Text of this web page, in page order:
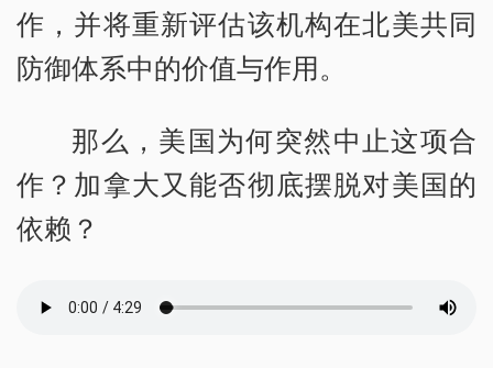
作，并将重新评估该机构在北美共同
防御体系中的价值与作用。
那么，美国为何突然中止这项合
作？加拿大又能否彻底摆脱对美国的
依赖？